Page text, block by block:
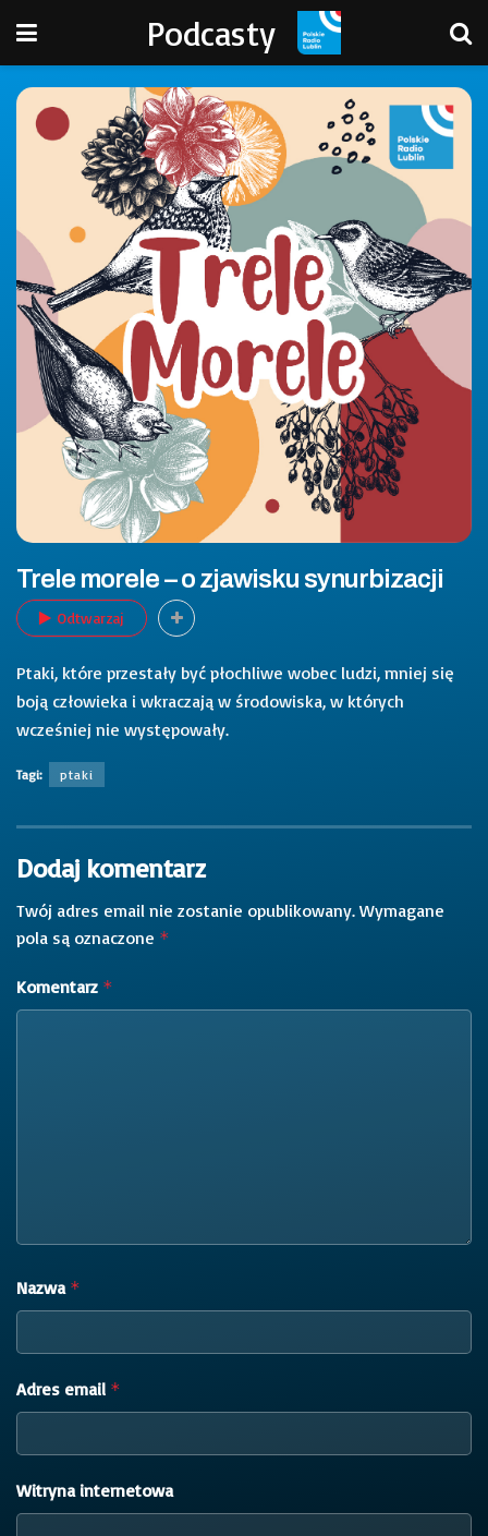
Podcasty
Trele morele – o zjawisku synurbizacji
Odtwarzaj
Ptaki, które przestały być płochliwe wobec ludzi, mniej się
boją człowieka i wkraczają w środowiska, w których
wcześniej nie występowały.
Tagi: ptaki
Dodaj komentarz
Twój adres email nie zostanie opublikowany. Wymagane
pola są oznaczone *
Komentarz *
Nazwa *
Adres email *
Witryna internetowa